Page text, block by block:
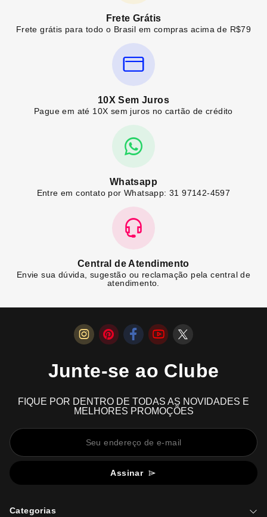
Frete Grátis
Frete grátis para todo o Brasil em compras acima de R$79
10X Sem Juros
Pague em até 10X sem juros no cartão de crédito
Whatsapp
Entre em contato por Whatsapp: 31 97142-4597
Central de Atendimento
Envie sua dúvida, sugestão ou reclamação pela central de
atendimento.
Junte-se ao Clube
FIQUE POR DENTRO DE TODAS AS NOVIDADES E
MELHORES PROMOÇÕES
Assinar
Categorias